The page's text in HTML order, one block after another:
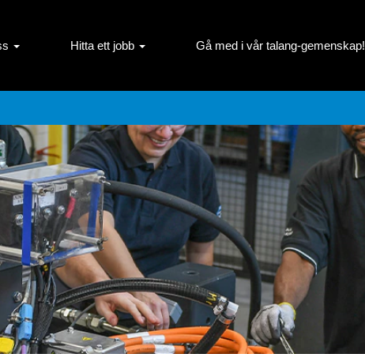
Hitta ett jobb Gå med i vår talang-gemenskap!